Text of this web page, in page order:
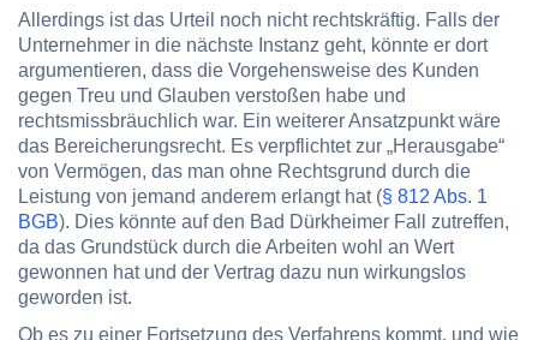
Allerdings ist das Urteil noch nicht rechtskräftig. Falls der
Unternehmer in die nächste Instanz geht, könnte er dort
argumentieren, dass die Vorgehensweise des Kunden
gegen Treu und Glauben verstoßen habe und
rechtsmissbräuchlich war. Ein weiterer Ansatzpunkt wäre
das Bereicherungsrecht. Es verpflichtet zur „Herausgabe“
von Vermögen, das man ohne Rechtsgrund durch die
Leistung von jemand anderem erlangt hat (§ 812 Abs. 1
BGB). Dies könnte auf den Bad Dürkheimer Fall zutreffen,
da das Grundstück durch die Arbeiten wohl an Wert
gewonnen hat und der Vertrag dazu nun wirkungslos
geworden ist.
Ob es zu einer Fortsetzung des Verfahrens kommt, und wie